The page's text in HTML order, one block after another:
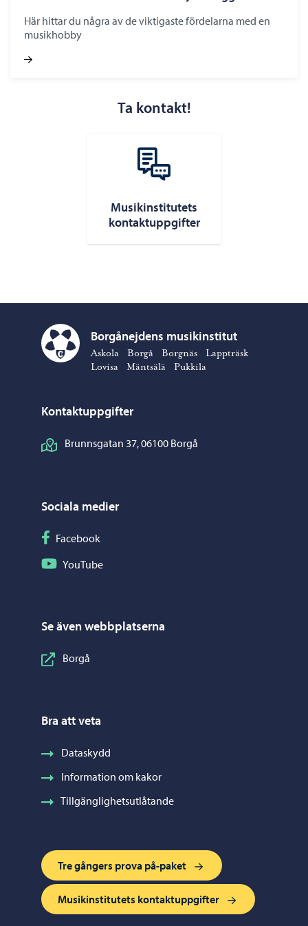
Här hittar du några av de viktigaste fördelarna med en
musikhobby
Ta kontakt!
Musikinstitutets
kontaktuppgifter
Borgånejdens musikinstitut – Gå till startsidan
Borgånejdens musikinstitut
Askola Borgå Borgnäs
Lappträsk
Lovisa
Mäntsälä Pukkila
Kontaktuppgifter
Brunnsgatan 37, 06100 Borgå
Sociala medier
Följ på Facebook
Facebook
Följ på YouTube
YouTube
Se även webbplatserna
Borgå
Bra att veta
Dataskydd
Information om kakor
Tillgänglighetsutlåtande
Tre gångers prova på-paket
Musikinstitutets kontaktuppgifter